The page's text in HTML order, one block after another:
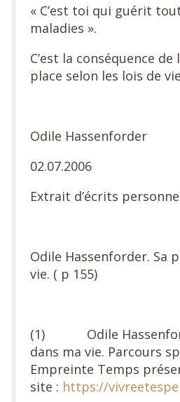
« C’est toi qui guérit
maladies ».
C’est la conséquence
place selon les lois de
Odile Hassenforder
02.07.2006
Extrait d’écrits
Odile Hassenforder. Sa
vie. ( p 155)
(1) Odile
dans ma vie. Parcours
Empreinte Temps
site : https://